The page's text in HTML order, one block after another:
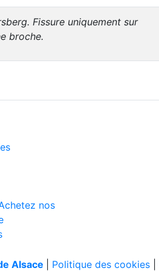
. Fissure uniquement sur
broche.
nos
Alsace Politique des cookies